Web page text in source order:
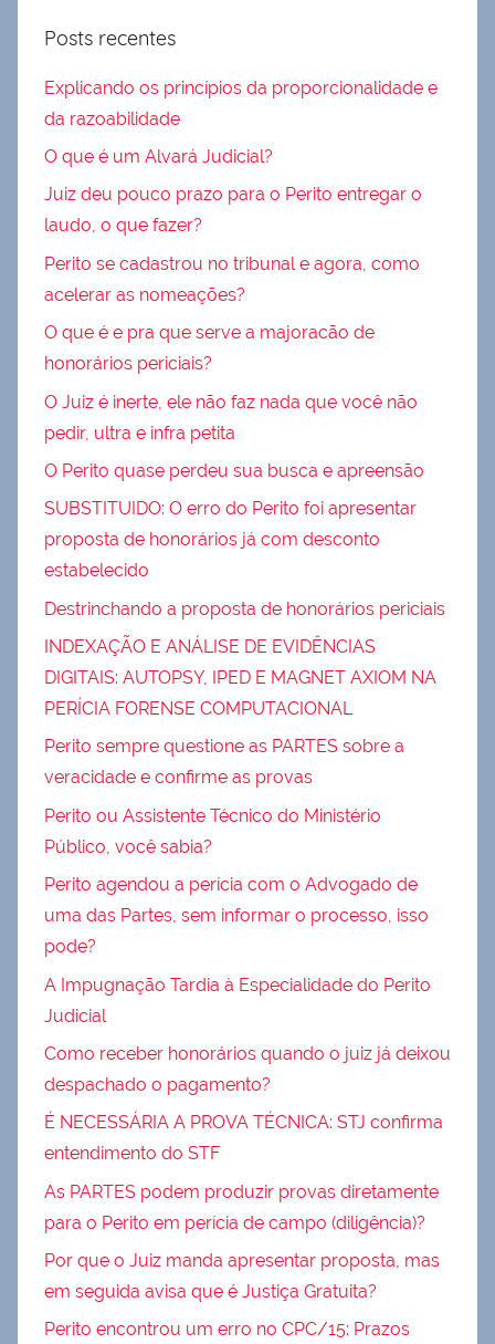
Posts recentes
Explicando os princípios da proporcionalidade e
da razoabilidade
O que é um Alvará Judicial?
Juiz deu pouco prazo para o Perito entregar o
laudo, o que fazer?
Perito se cadastrou no tribunal e agora, como
acelerar as nomeações?
O que é e pra que serve a majoracão de
honorários periciais?
O Juiz é inerte, ele não faz nada que você não
pedir, ultra e infra petita
O Perito quase perdeu sua busca e apreensão
SUBSTITUIDO: O erro do Perito foi apresentar
proposta de honorários já com desconto
estabelecido
Destrinchando a proposta de honorários periciais
INDEXAÇÃO E ANÁLISE DE EVIDÊNCIAS
DIGITAIS: AUTOPSY, IPED E MAGNET AXIOM NA
PERÍCIA FORENSE COMPUTACIONAL
Perito sempre questione as PARTES sobre a
veracidade e confirme as provas
Perito ou Assistente Técnico do Ministério
Público, você sabia?
Perito agendou a perícia com o Advogado de
uma das Partes, sem informar o processo, isso
pode?
A Impugnação Tardia à Especialidade do Perito
Judicial
Como receber honorários quando o juiz já deixou
despachado o pagamento?
É NECESSÁRIA A PROVA TÉCNICA: STJ confirma
entendimento do STF
As PARTES podem produzir provas diretamente
para o Perito em perícia de campo (diligência)?
Por que o Juiz manda apresentar proposta, mas
em seguida avisa que é Justiça Gratuita?
Perito encontrou um erro no CPC/15: Prazos